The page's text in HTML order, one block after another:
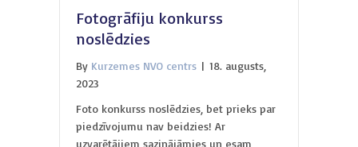
Fotogrāfiju konkurss
noslēdzies
By Kurzemes NVO centrs | 18. augusts,
2023
Foto konkurss noslēdzies, bet prieks par
piedzīvojumu nav beidzies! Ar
uzvarētājiem sazinājāmies un esam